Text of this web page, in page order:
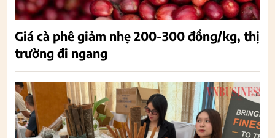
Giá cà phê giảm nhẹ 200-300 đồng/kg, thị
trường đi ngang